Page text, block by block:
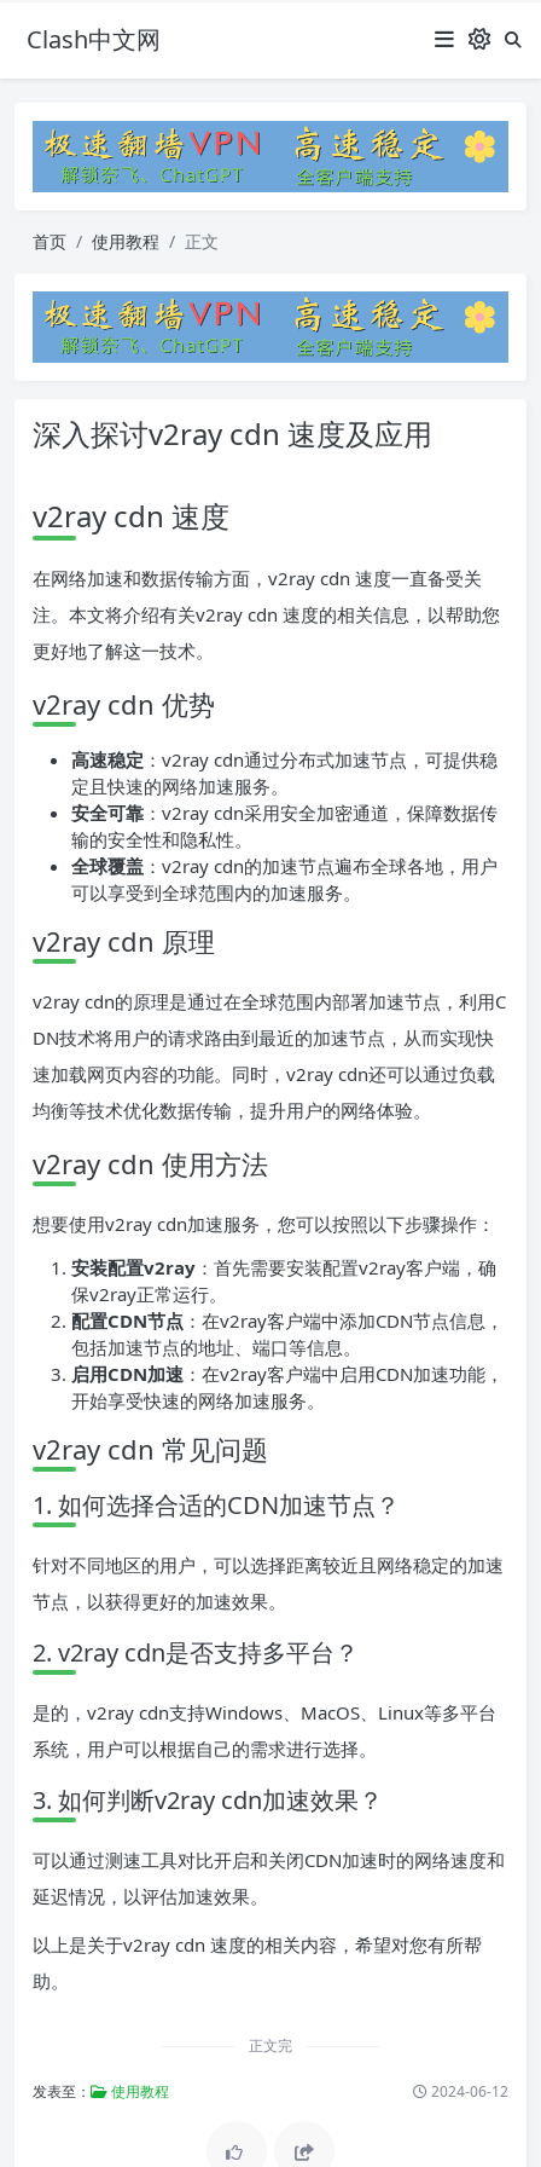
Clash中文网
首页 使用教程 正文
深入探讨v2ray cdn 速度及应用
v2ray cdn 速度
在网络加速和数据传输方面，v2ray cdn 速度一直备受关
注。本文将介绍有关v2ray cdn 速度的相关信息，以帮助您
更好地了解这一技术。
v2ray cdn 优势
高速稳定 ：v2ray cdn通过分布式加速节点，可提供稳
定且快速的网络加速服务。
安全可靠 ：v2ray cdn采用安全加密通道，保障数据传
输的安全性和隐私性。
全球覆盖 ：v2ray cdn的加速节点遍布全球各地，用户
可以享受到全球范围内的加速服务。
v2ray cdn 原理
v2ray cdn的原理是通过在全球范围内部署加速节点，利用C
DN技术将用户的请求路由到最近的加速节点，从而实现快
速加载网页内容的功能。同时，v2ray cdn还可以通过负载
均衡等技术优化数据传输，提升用户的网络体验。
v2ray cdn 使用方法
想要使用v2ray cdn加速服务，您可以按照以下步骤操作：
安装配置v2ray ：首先需要安装配置v2ray客户端，确
保v2ray正常运行。
配置CDN节点 ：在v2ray客户端中添加CDN节点信息，
包括加速节点的地址、端口等信息。
启用CDN加速 ：在v2ray客户端中启用CDN加速功能，
开始享受快速的网络加速服务。
v2ray cdn 常见问题
1. 如何选择合适的CDN加速节点？
针对不同地区的用户，可以选择距离较近且网络稳定的加速
节点，以获得更好的加速效果。
2. v2ray cdn是否支持多平台？
是的，v2ray cdn支持Windows、MacOS、Linux等多平台
系统，用户可以根据自己的需求进行选择。
3. 如何判断v2ray cdn加速效果？
可以通过测速工具对比开启和关闭CDN加速时的网络速度和
延迟情况，以评估加速效果。
以上是关于v2ray cdn 速度的相关内容，希望对您有所帮
助。
正文完
发表至： 使用教程 2024-06-12